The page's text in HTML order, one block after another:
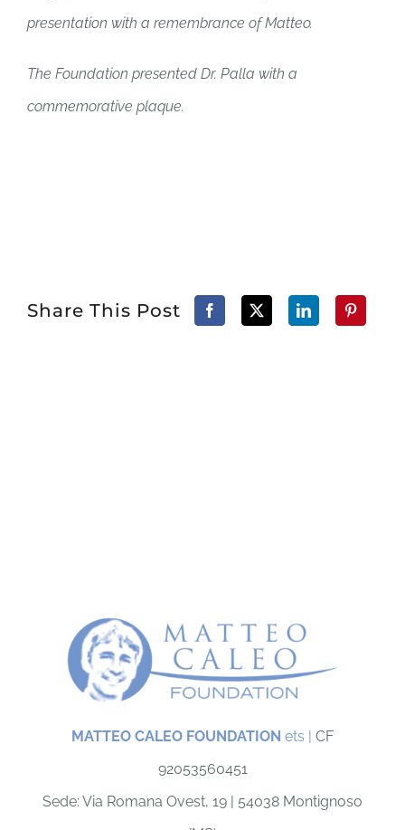
presentation with a remembrance of Matteo.
The Foundation presented Dr. Palla with a
commemorative plaque.
Share This Post
MATTEO CALEO FOUNDATION ets | CF
92053560451
Sede: Via Romana Ovest, 19 | 54038 Montignoso